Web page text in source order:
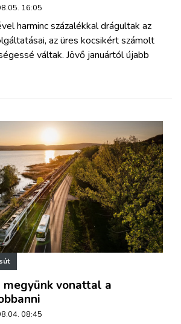
16:05
harminc százalékkal drágultak az
az üres kocsikért számolt
váltak. Jövő januártól újabb
megyünk vonattal a
08:45